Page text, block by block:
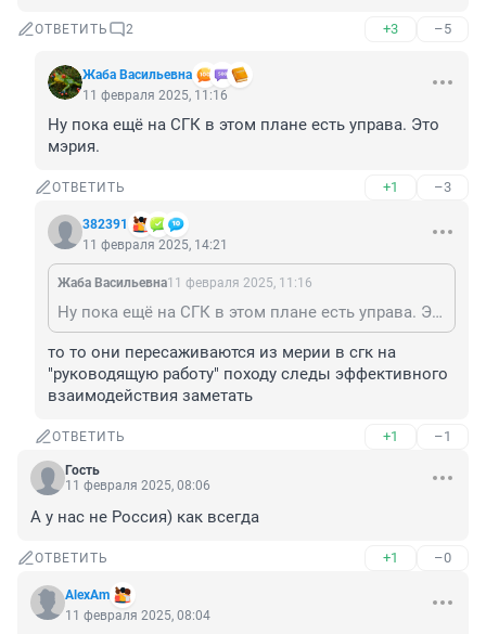
ОТВЕТИТЬ 2 +3 –5
Жаба Васильевна
11 февраля 2025, 11:16
Ну пока ещё на СГК в этом плане есть управа. Это
мэрия.
ОТВЕТИТЬ +1 –3
382391
11 февраля 2025, 14:21
Жаба Васильевна11 февраля 2025, 11:16
Ну пока ещё на СГК в этом плане есть управа. Это мэрия.
то то они пересаживаются из мерии в сгк на
"руководящую работу" походу следы эффективного
взаимодействия заметать
ОТВЕТИТЬ +1 –1
Гость
11 февраля 2025, 08:06
А у нас не Россия) как всегда
ОТВЕТИТЬ +1 –0
AlexAm
11 февраля 2025, 08:04